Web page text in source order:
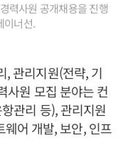
력사원 공개채용을 진행
이너선.
, 관리지원(전략, 기
사원 모집 분야는 컨
관리 등), 관리지원
웨어 개발, 보안, 인프